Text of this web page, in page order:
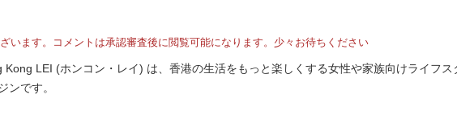
います。コメントは承認審査後に閲覧可能になります。少々お待ちください
Kong LEI (ホンコン・レイ) は、香港の生活をもっと楽しくする女性や家族向けライフス
ンです。